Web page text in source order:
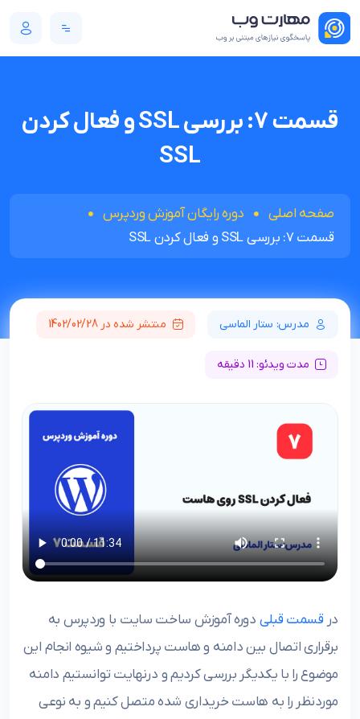
قسمت 7: بررسی SSL و فعال کردن
SSL
صفحه اصلی
دوره رایگان آموزش وردپرس
قسمت 7: بررسی SSL و فعال کردن SSL
مدرس: ستار الماسی منتشر شده در 1402/02/28
مدت ویدئو: 11 دقیقه
در قسمت قبلی دوره آموزش ساخت سایت با وردپرس به
برقراری اتصال بین دامنه و هاست پرداختیم و شیوه انجام این
موضوع را با یکدیگر بررسی کردیم و درنهایت توانستیم دامنه
موردنظر را به هاست خریداری شده متصل کنیم و به نوعی